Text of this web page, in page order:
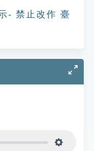
- 禁止改作 臺